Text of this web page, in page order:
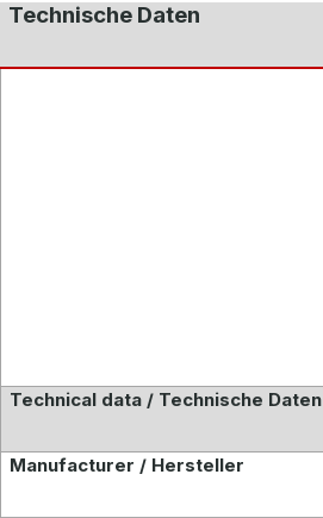
Technische Daten
Technical data / Technische Daten
Manufacturer / Hersteller